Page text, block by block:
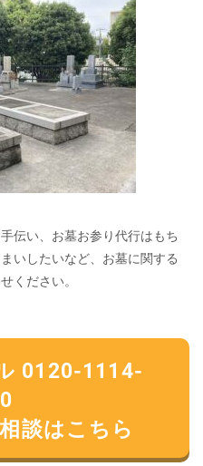
伝い、お墓お参り代行はもち
いしたいなど、お墓に関する
ください。
0120-1114-
談はこちら